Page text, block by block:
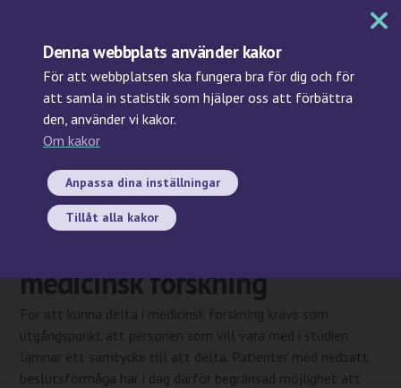
Denna webbplats använder kakor
För att webbplatsen ska fungera bra för dig och för
att samla in statistik som hjälper oss att förbättra
den, använder vi kakor.
Om kakor
Anpassa dina inställningar
Tillåt alla kakor
2026-06-17
Förslag från utredning ökar
förutsättningarna för
medicinsk forskning
För att kunna delta i medicinsk forskning krävs som
utgångspunkt att personen som vill vara med i studien
lämnar ett samtycke till att delta. Patienter med nedsatt
beslutsförmåga har i dag därför begränsad möjlighet att